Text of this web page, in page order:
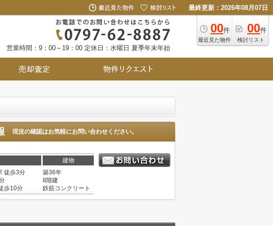
最終更新：2026年08月07日
00件
最近見た物件
00件
検討リスト
営業時間：9：00～19：00 定休日：水曜日 夏季年末年始
現況の確認はお気軽にお問い合わせください。
建物
徒歩3分
歩10分
築36年
8階建
鉄筋コンクリート